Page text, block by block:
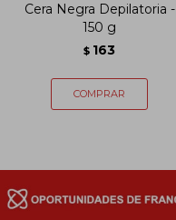
Cera Negra Depilatoria -
150 g
$ 163